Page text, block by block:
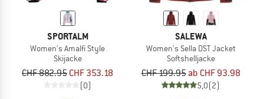
SPORTALM
Women's Amalfi Style
Skijacke
CHF 882.95 CHF 353.18
(0)
SALEWA
Women's Sella DST Jacket
Softshelljacke
CHF 199.95 ab CHF 93.98
5,0(2)